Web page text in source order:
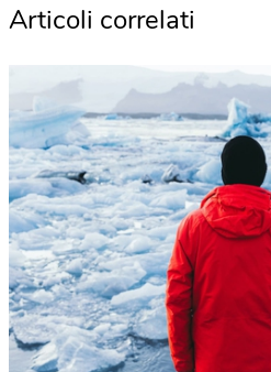
Articoli correlati